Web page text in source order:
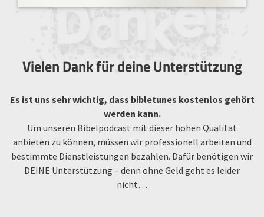
Vielen Dank für deine Unterstützung
Es ist uns sehr wichtig, dass bibletunes kostenlos gehört
werden kann.
Um unseren Bibelpodcast mit dieser hohen Qualität
anbieten zu können, müssen wir professionell arbeiten und
bestimmte Dienstleistungen bezahlen. Dafür benötigen wir
DEINE Unterstützung – denn ohne Geld geht es leider
nicht…